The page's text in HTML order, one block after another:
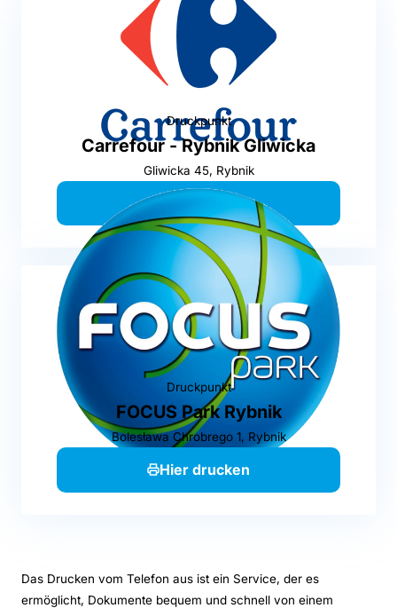
Druckpunkt
Carrefour - Rybnik Gliwicka
Gliwicka 45, Rybnik
Hier drucken
Druckpunkt
FOCUS Park Rybnik
Bolesława Chrobrego 1, Rybnik
Hier drucken
Das Drucken vom Telefon aus ist ein Service, der es
ermöglicht, Dokumente bequem und schnell von einem